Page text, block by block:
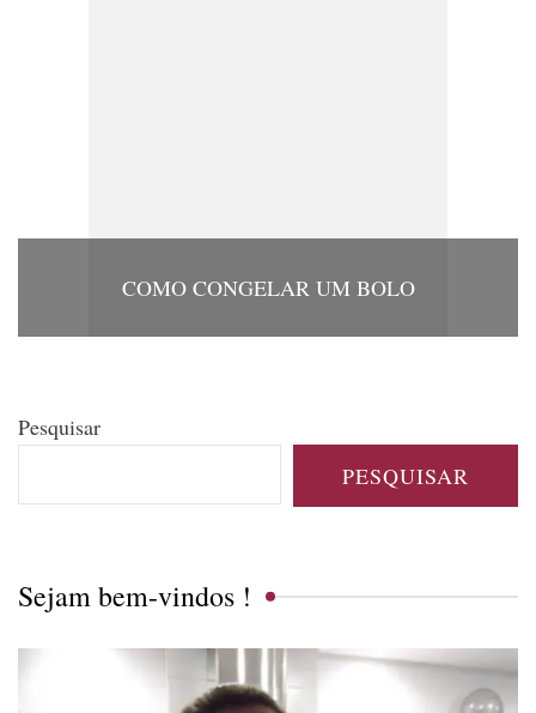
COMO CONGELAR UM BOLO
Pesquisar
PESQUISAR
Sejam bem-vindos !